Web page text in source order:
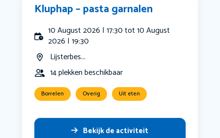
Kluphap – pasta garnalen
10 August 2026 | 17:30 tot 10 August
2026 | 19:30
Lijsterbes...
14 plekken beschikbaar
Borrelen Overig Uit eten
Bekijk de activiteit